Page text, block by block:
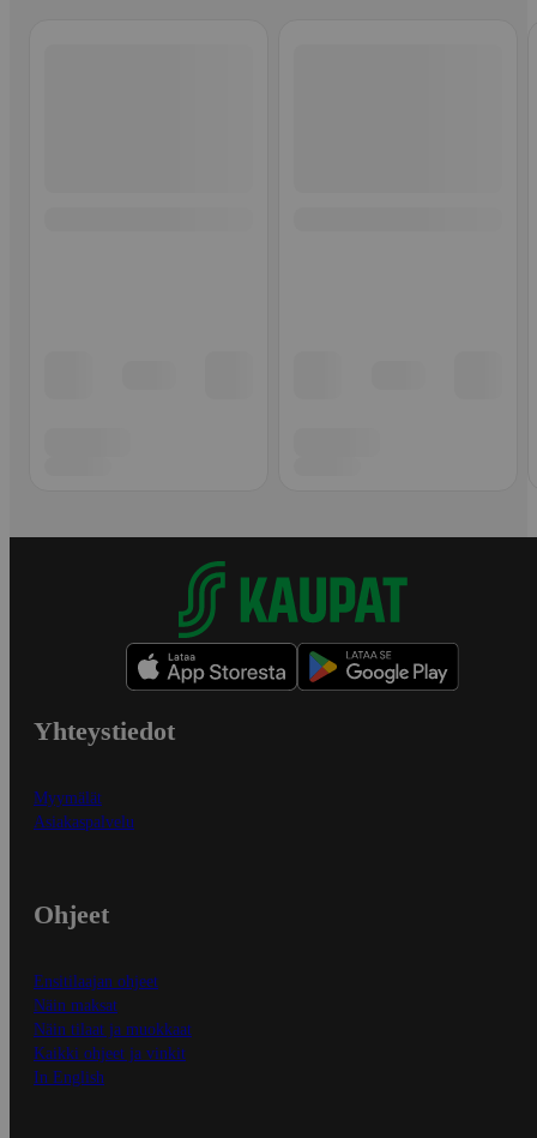
Yhteystiedot
Myymälät
Asiakaspalvelu
Ohjeet
Ensitilaajan ohjeet
Näin maksat
Näin tilaat ja muokkaat
Kaikki ohjeet ja vinkit
In English